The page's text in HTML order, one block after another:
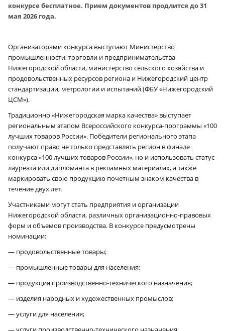
конкурсе бесплатное. Прием документов продлится до 31
мая 2026 года.
Организаторами конкурса выступают Министерство
промышленности, торговли и предпринимательства
Нижегородской области, министерство сельского хозяйства и
продовольственных ресурсов региона и Нижегородский центр
стандартизации, метрологии и испытаний (ФБУ «Нижегородский
ЦСМ»).
Традиционно «Нижегородская марка качества» выступает
региональным этапом Всероссийского конкурса-программы «100
лучших товаров России». Победители регионального этапа
получают право не только представлять регион в финале
конкурса «100 лучших товаров России», но и использовать статус
лауреата или дипломанта в рекламных материалах, а также
маркировать свою продукцию почетным знаком качества в
течение двух лет.
Участниками могут стать предприятия и организации
Нижегородской области, различных организационно-правовых
форм и объемов производства. В конкурсе предусмотрены
номинации:
— продовольственные товары;
— промышленные товары для населения;
— продукция производственно-технического назначения;
— изделия народных и художественных промыслов;
— услуги для населения;